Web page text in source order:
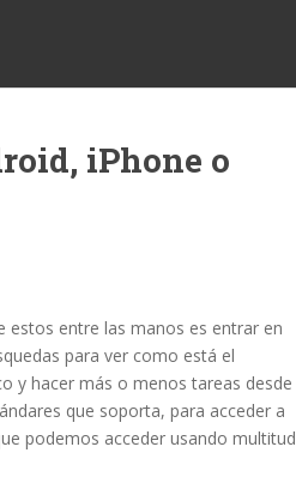
iPhone o
estos entre las manos es entrar en
para ver como está el
y hacer más o menos tareas desde
que soporta, para acceder a
podemos acceder usando multitud